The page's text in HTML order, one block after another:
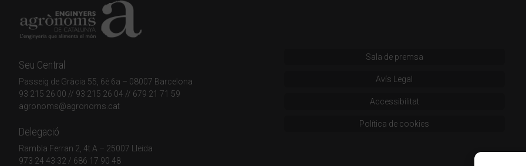
Seu Central
Passeig de Gràcia 55, 6è 6a – 08007 Barcelona
93 215 26 00 // 93 215 26 04 // 679 21 71 59
agronoms@agronoms.cat
Delegació
Rambla Ferran 2, 4t A – 25007 Lleida
973 24 43 32 / 686 17 90 48
Sala de premsa
Avís Legal
Accessibilitat
Política de cookies